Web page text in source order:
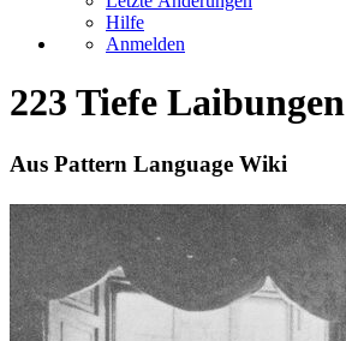
Hilfe
Anmelden
223 Tiefe Laibungen
Aus Pattern Language Wiki